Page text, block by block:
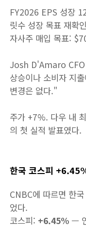
FY2026 EPS 성장
릿수 성장 목표 재확
자사주 매입 목표:
Josh D'Amaro
상승이나 소비자 지
변경은 없다."
주가 +7%. 다우 내
의 첫 실적 발표였다.
한국 코스피
CNBC에 따르면 한
었다.
코스피: +6.45% —